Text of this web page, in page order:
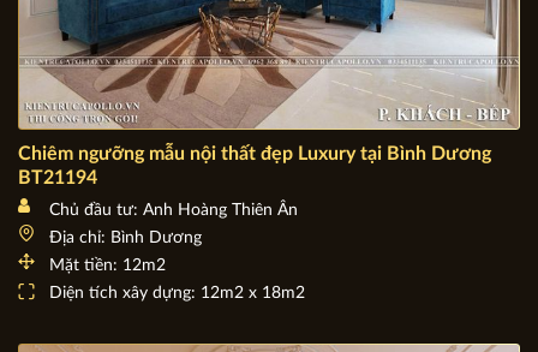
Chiêm ngưỡng mẫu nội thất đẹp Luxury tại Bình Dương
BT21194
Chủ đầu tư: Anh Hoàng Thiên Ân